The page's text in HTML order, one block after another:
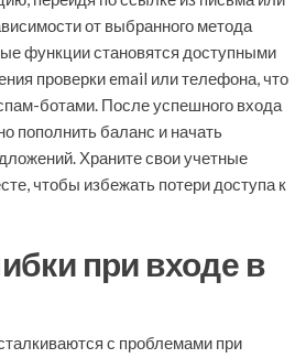
от выбранного метода
функции становятся доступными
проверки email или телефона, что
ботами. После успешного входа
пополнить баланс и начать
Храните свои учетные
чтобы избежать потери доступа к
при входе в
с проблемами при